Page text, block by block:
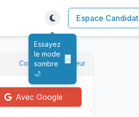
Essayez
le mode
sombre
🌙
×
Espace Candidat
Connexion recruteur
Avec Google